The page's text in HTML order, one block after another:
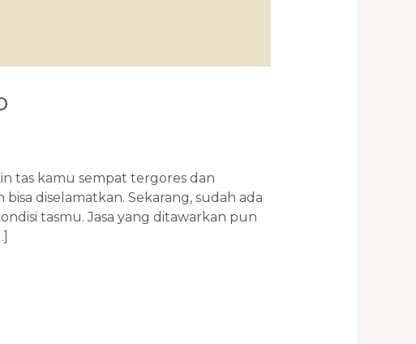
tas kamu sempat tergores dan
diselamatkan. Sekarang, sudah ada
tasmu. Jasa yang ditawarkan pun